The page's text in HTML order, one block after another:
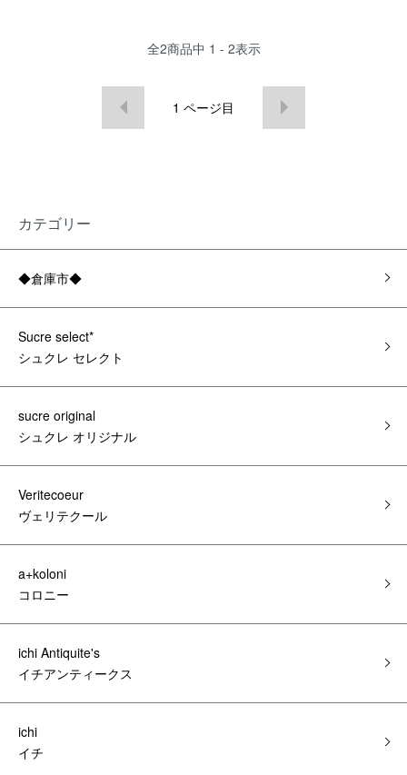
全2商品中 1 - 2表示
1 ページ目
カテゴリー
◆倉庫市◆
Sucre select*
シュクレ セレクト
sucre original
シュクレ オリジナル
Veritecoeur
ヴェリテクール
a+koloni
コロニー
ichi Antiquite's
イチアンティークス
ichi
イチ